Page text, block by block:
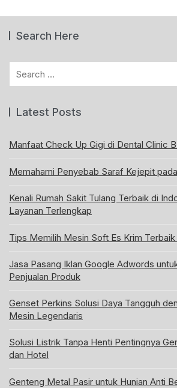
Search Here
Latest Posts
Manfaat Check Up Gigi di Dental Clinic
Memahami Penyebab Saraf Kejepit
Kenali Rumah Sakit Tulang Terbaik di
Layanan Terlengkap
Tips Memilih Mesin Soft Es Krim Terbaik
Jasa Pasang Iklan Google Adwords
Penjualan Produk
Genset Perkins Solusi Daya Tangguh
Mesin Legendaris
Solusi Listrik Tanpa Henti Pentingnya
dan Hotel
Genteng Metal Pasir untuk Hunian Anti